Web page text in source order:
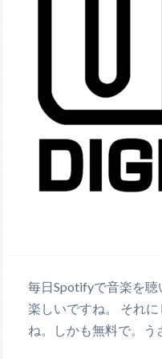
毎日Spotifyで音楽を
楽しいですね。 それ
ね。しかも無料で。